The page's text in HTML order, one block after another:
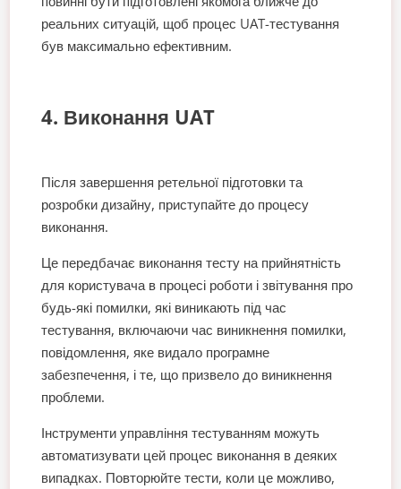
реальних ситуацій, щоб процес UAT-тестування
був максимально ефективним.
4. Виконання UAT
Після завершення ретельної підготовки та
розробки дизайну, приступайте до процесу
виконання.
Це передбачає виконання тесту на прийнятність
для користувача в процесі роботи і звітування про
будь-які помилки, які виникають під час
тестування, включаючи час виникнення помилки,
повідомлення, яке видало програмне
забезпечення, і те, що призвело до виникнення
проблеми.
Інструменти управління тестуванням можуть
автоматизувати цей процес виконання в деяких
випадках. Повторюйте тести, коли це можливо,